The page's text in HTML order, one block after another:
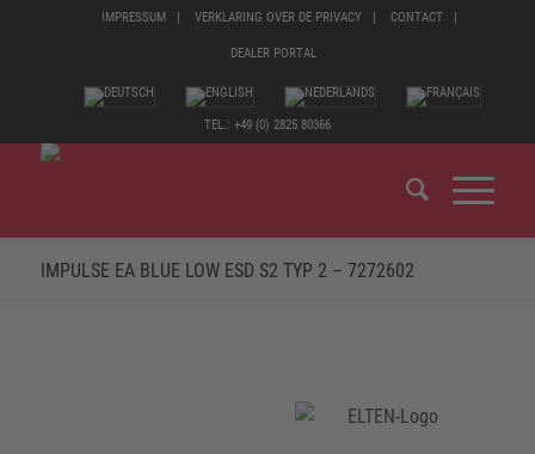
IMPRESSUM VERKLARING OVER DE PRIVACY CONTACT
DEALER PORTAL
TEL.: +49 (0) 2825 80366
IMPULSE EA BLUE LOW ESD S2 TYP 2 – 7272602